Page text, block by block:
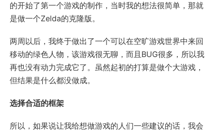
的开始了第一个游戏的制作，当时我的想法很简单，那就
是做一个Zelda的克隆版。
两周以后，我终于做出了一个可以在空旷游戏世界中来回
移动的绿色人物，该游戏很无聊，而且BUG很多，所以我
再也没有动力完成它了。虽然起初的打算是做个大游戏，
但结果是什么都没做成。
选择合适的框架
所以，如果说让我给想做游戏的人们一些建议的话，我会